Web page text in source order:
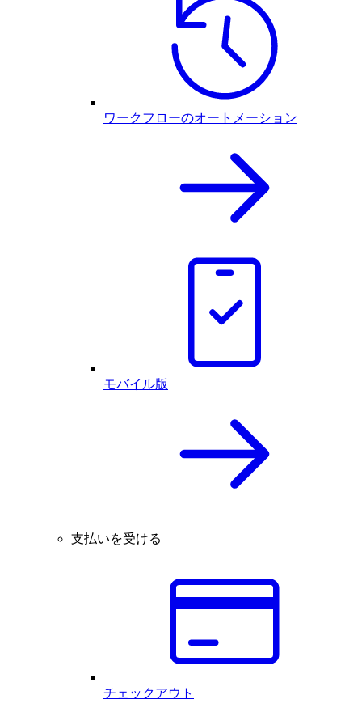
ワークフローのオートメーション
モバイル版
支払いを受ける
チェックアウト